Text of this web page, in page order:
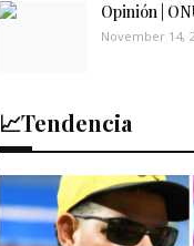
Opinión |
November 14,
📈Tendencia